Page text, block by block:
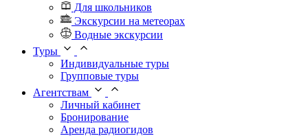
Для школьников
Экскурсии на метеорах
Водные экскурсии
Туры
Индивидуальные туры
Групповые туры
Агентствам
Личный кабинет
Бронирование
Аренда радиогидов